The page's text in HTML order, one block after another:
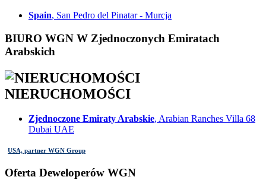
Spain, San Pedro del Pinatar - Murcja
BIURO WGN W Zjednoczonych Emiratach
Arabskich
NIERUCHOMOŚCI
Zjednoczone Emiraty Arabskie, Arabian Ranches Villa 68
Dubai UAE
USA, partner WGN Group
Oferta Deweloperów WGN